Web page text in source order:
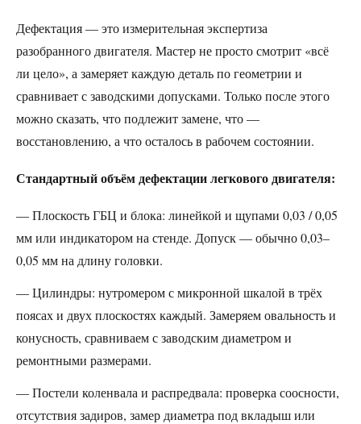
Дефектация — это измерительная экспертиза
разобранного двигателя. Мастер не просто смотрит «всё
ли цело», а замеряет каждую деталь по геометрии и
сравнивает с заводскими допусками. Только после этого
можно сказать, что подлежит замене, что —
восстановлению, а что осталось в рабочем состоянии.
Стандартный объём дефектации легкового двигателя:
— Плоскость ГБЦ и блока: линейкой и щупами 0,03 / 0,05
мм или индикатором на стенде. Допуск — обычно 0,03–
0,05 мм на длину головки.
— Цилиндры: нутромером с микронной шкалой в трёх
поясах и двух плоскостях каждый. Замеряем овальность и
конусность, сравниваем с заводским диаметром и
ремонтными размерами.
— Постели коленвала и распредвала: проверка соосности,
отсутствия задиров, замер диаметра под вкладыш или